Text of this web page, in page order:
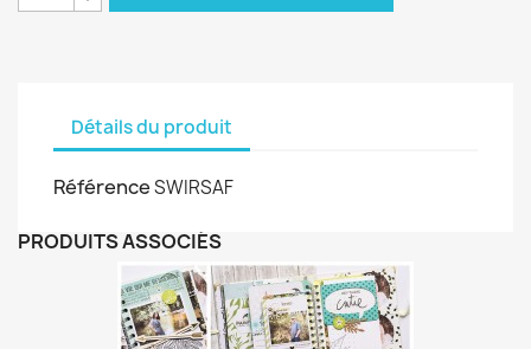
Détails du produit
RéférenceSWIRSAF
PRODUITS ASSOCIÉS